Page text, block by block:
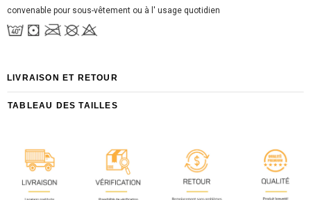
convenable pour sous-vêtement ou à l' usage quotidien
LIVRAISON ET RETOUR
TABLEAU DES TAILLES